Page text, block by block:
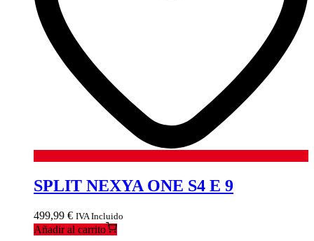
SPLIT NEXYA ONE S4 E 9
499,99 € IVA Incluido
Añadir al carrito